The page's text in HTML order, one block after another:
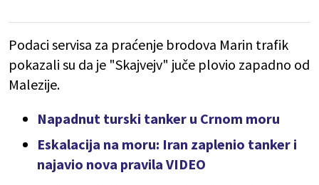
Podaci servisa za praćenje brodova Marin trafik
pokazali su da je "Skajvejv" juče plovio zapadno od
Malezije.
Napadnut turski tanker u Crnom moru
Eskalacija na moru: Iran zaplenio tanker i
najavio nova pravila VIDEO